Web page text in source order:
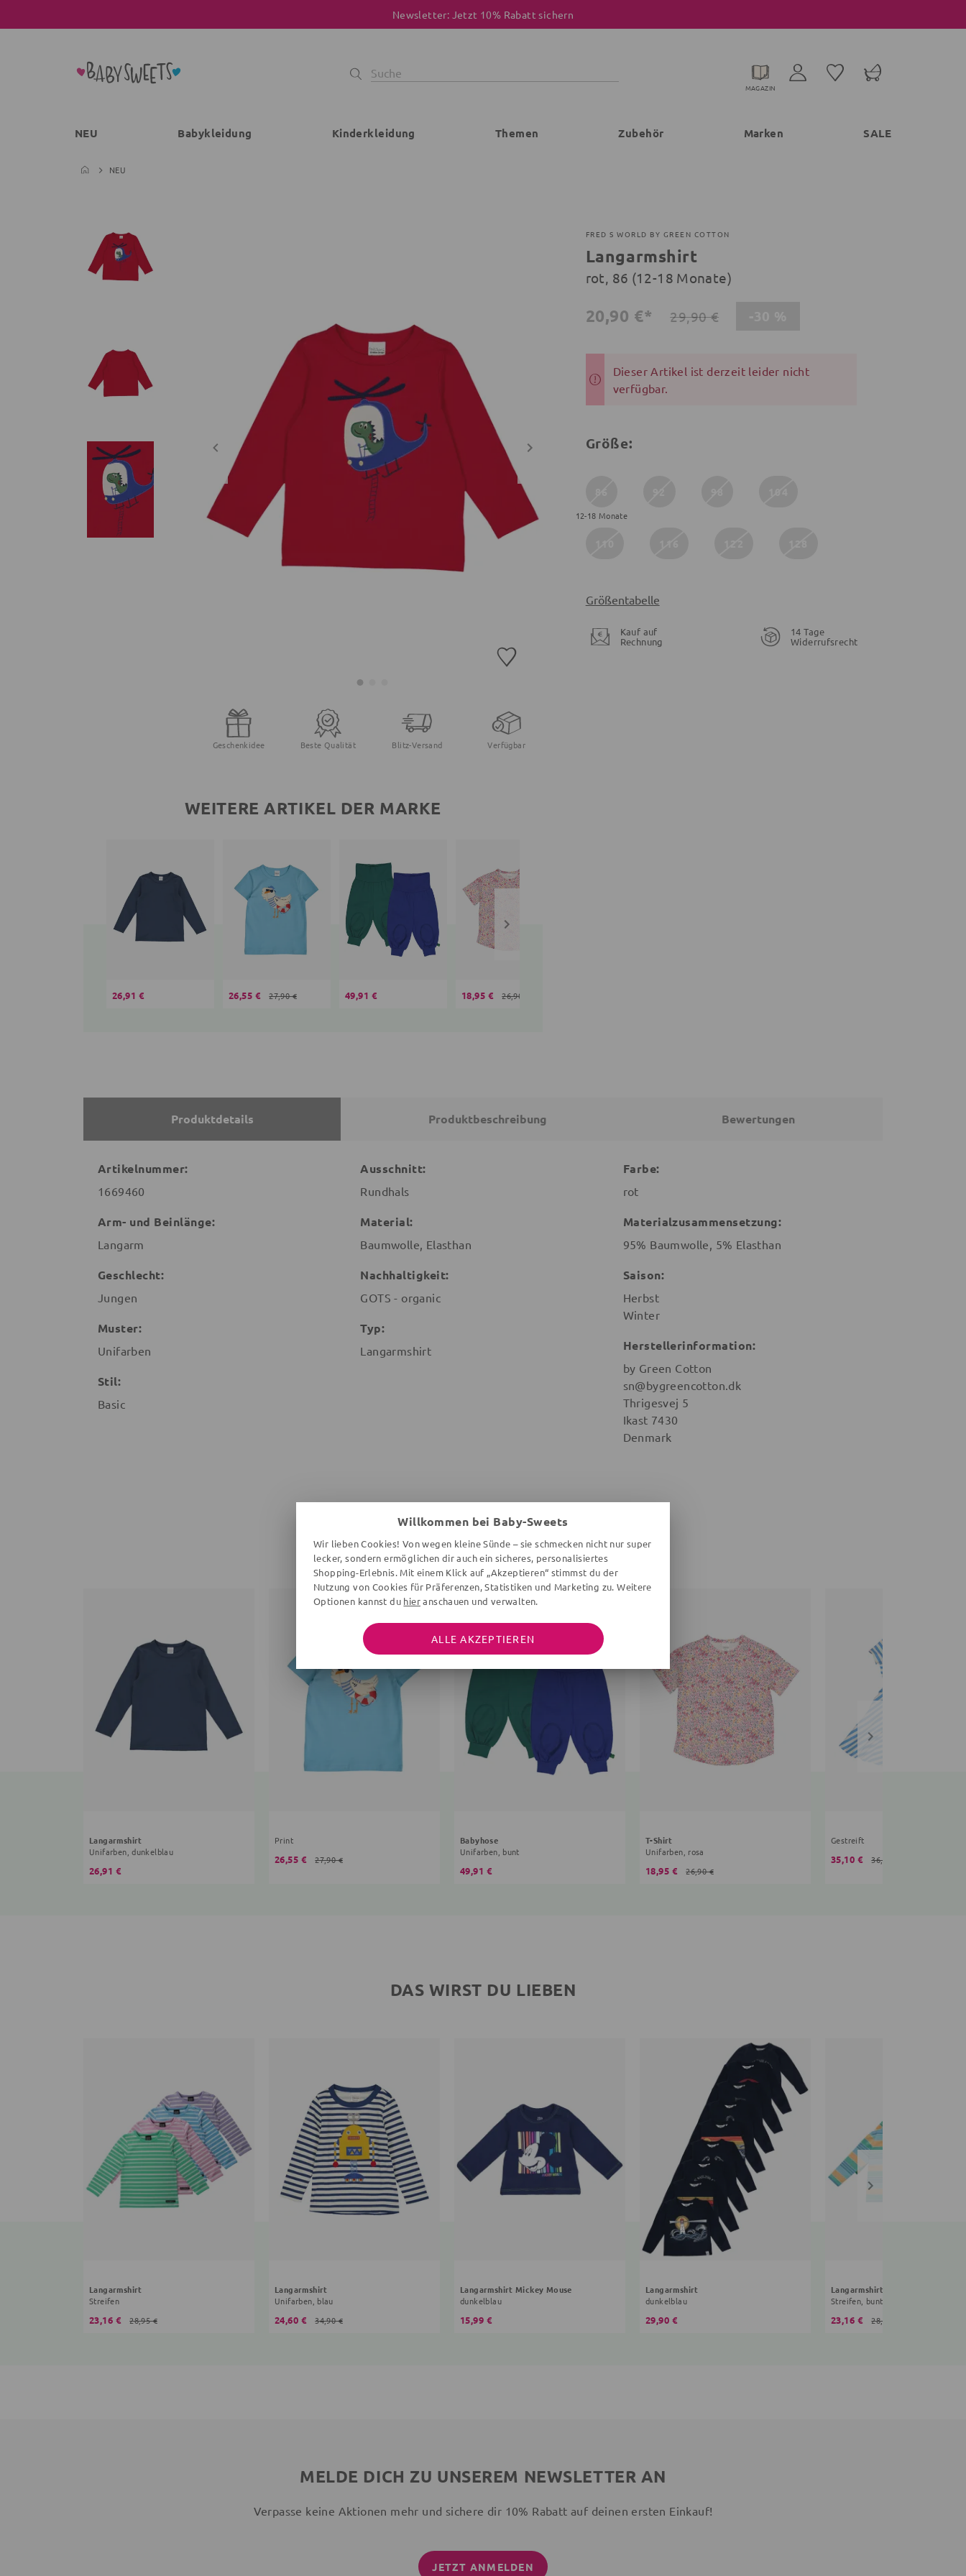
Newsletter: Jetzt 10% Rabatt sichern
MAGAZIN
NEU Babykleidung Kinderkleidung Themen Zubehör Marken SALE
NEU
Geschenkidee Beste Qualität Blitz-Versand Verfügbar
WEITERE ARTIKEL DER MARKE
26,91 € 26,55 € 27,90 € 49,91 € 18,95 € 26,90 €
FRED S WORLD BY GREEN COTTON
Langarmshirt
rot, 86 (12-18 Monate)
20,90 €* 29,90 €
Dieser Artikel ist derzeit leider nicht
verfügbar.
Größe:
12-18 Monate
Größentabelle
Kauf auf
Rechnung
14 Tage
Widerrufsrecht
Produktdetails Produktbeschreibung Bewertungen
Artikelnummer:
1669460
Arm- und Beinlänge:
Langarm
Geschlecht:
Jungen
Muster:
Unifarben
Stil:
Basic
Ausschnitt:
Rundhals
Material:
Baumwolle, Elasthan
Nachhaltigkeit:
GOTS - organic
Typ:
Langarmshirt
Farbe:
rot
Materialzusammensetzung:
95% Baumwolle, 5% Elasthan
Saison:
Herbst
Winter
Herstellerinformation:
by Green Cotton
sn@bygreencotton.dk
Thrigesvej 5
Ikast 7430
Denmark
WEITERE ARTIKEL DER MARKE
Langarmshirt
Unifarben, dunkelblau
26,91 €
Print
26,55 € 27,90 €
Babyhose
Unifarben, bunt
49,91 €
T-Shirt
Unifarben, rosa
18,95 € 26,90 €
Gestreift
35,10 € 36,90 €
DAS WIRST DU LIEBEN
Langarmshirt
Streifen
23,16 € 28,95 €
Langarmshirt
Unifarben, blau
24,60 € 34,90 €
Langarmshirt Mickey Mouse
dunkelblau
15,99 €
Langarmshirt
dunkelblau
29,90 €
Langarmshirt
Streifen, bunt
23,16 € 28,95 €
MELDE DICH ZU UNSEREM NEWSLETTER AN
Verpasse keine Aktionen mehr und sichere dir 10% Rabatt auf deinen ersten Einkauf!
JETZT ANMELDEN
Willkommen bei Baby-Sweets
Wir lieben Cookies! Von wegen kleine Sünde – sie schmecken nicht nur super
lecker, sondern ermöglichen dir auch ein sicheres, personalisiertes
Shopping-Erlebnis. Mit einem Klick auf „Akzeptieren“ stimmst du der
Nutzung von Cookies für Präferenzen, Statistiken und Marketing zu. Weitere
Optionen kannst du hieranschauen und verwalten.
ALLE AKZEPTIEREN